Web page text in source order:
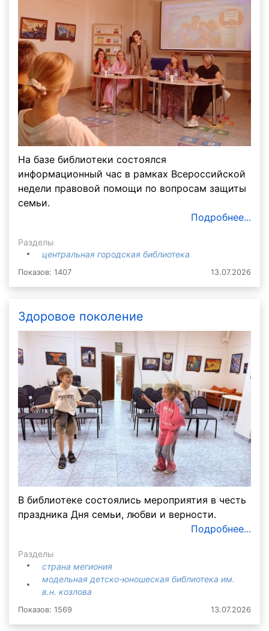
На базе библиотеки состоялся
информационный час в рамках Всероссийской
недели правовой помощи по вопросам защиты
семьи.
Подробнее...
Разделы
центральная городская библиотека
Показов: 1407 13.07.2026
Здоровое поколение
В библиотеке состоялись мероприятия в честь
праздника Дня семьи, любви и верности.
Подробнее...
Разделы
страна мегиония
модельная детско-юношеская библиотека им.
в.н. козлова
Показов: 1569 13.07.2026